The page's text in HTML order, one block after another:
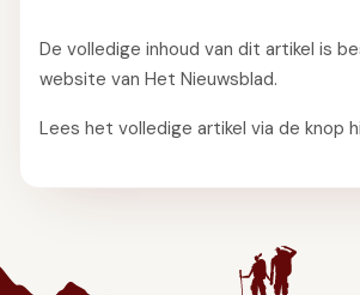
De volledige inhoud van dit artikel is
website van Het Nieuwsblad.
Lees het volledige artikel via de knop